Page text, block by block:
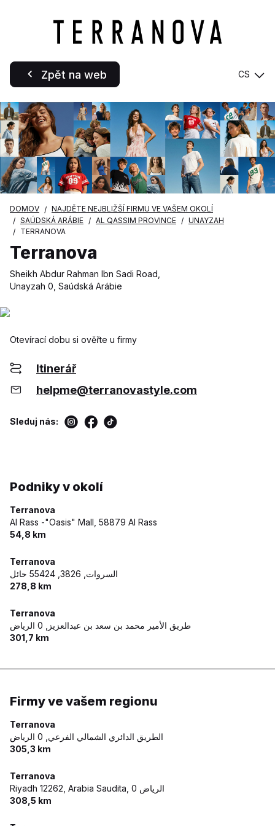
Zpět na web CS
DOMOV
NAJDĚTE NEJBLIŽŠÍ FIRMU VE VAŠEM OKOLÍ
SAÚDSKÁ ARÁBIE
AL QASSIM PROVINCE
UNAYZAH
TERRANOVA
Terranova
Sheikh Abdur Rahman Ibn Sadi Road,
Unayzah 0, Saúdská Arábie
Otevírací dobu si ověřte u firmy
Itinerář
helpme@terranovastyle.com
Sleduj nás:
Podniky v okolí
Terranova
Al Rass -"Oasis" Mall, 58879 Al Rass
54,8 km
Terranova
السروات, 3826,
55424 حائل
278,8 km
Terranova
طريق الأمير محمد بن سعد بن عبدالعزيز,
0 الرياض
301,7 km
Firmy ve vašem regionu
Terranova
الطريق الدائري الشمالي الفرعي, 0 الرياض
305,3 km
Terranova
Riyadh 12262, Arabia Saudita,
0 الرياض
308,5 km